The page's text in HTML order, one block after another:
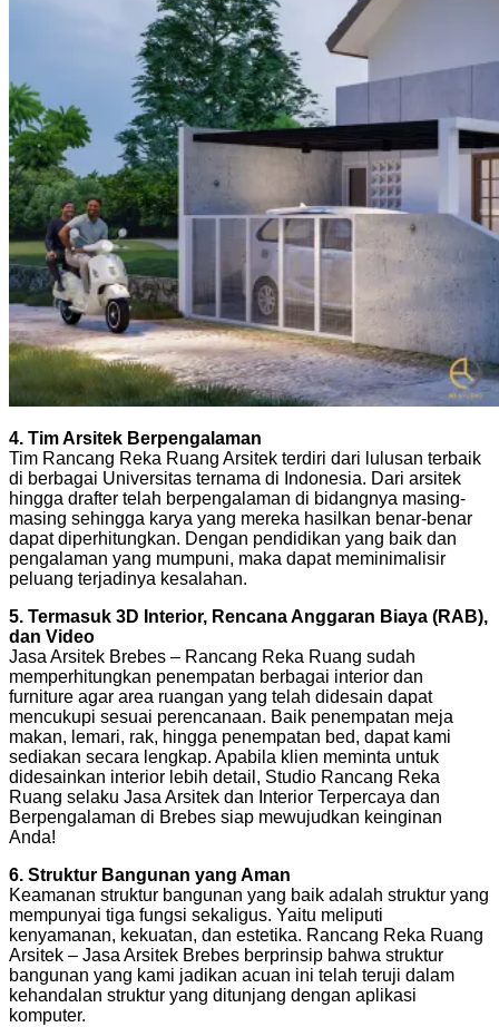
4. Tim Arsitek Berpengalaman
Tim Rancang Reka Ruang Arsitek terdiri dari lulusan terbaik
di berbagai Universitas ternama di Indonesia. Dari arsitek
hingga drafter telah berpengalaman di bidangnya masing-
masing sehingga karya yang mereka hasilkan benar-benar
dapat diperhitungkan. Dengan pendidikan yang baik dan
pengalaman yang mumpuni, maka dapat meminimalisir
peluang terjadinya kesalahan.
5. Termasuk 3D Interior, Rencana Anggaran Biaya (RAB),
dan Video
Jasa Arsitek Brebes – Rancang Reka Ruang sudah
memperhitungkan penempatan berbagai interior dan
furniture agar area ruangan yang telah didesain dapat
mencukupi sesuai perencanaan. Baik penempatan meja
makan, lemari, rak, hingga penempatan bed, dapat kami
sediakan secara lengkap. Apabila klien meminta untuk
didesainkan interior lebih detail, Studio Rancang Reka
Ruang selaku Jasa Arsitek dan Interior Terpercaya dan
Berpengalaman di Brebes siap mewujudkan keinginan
Anda!
6. Struktur Bangunan yang Aman
Keamanan struktur bangunan yang baik adalah struktur yang
mempunyai tiga fungsi sekaligus. Yaitu meliputi
kenyamanan, kekuatan, dan estetika. Rancang Reka Ruang
Arsitek – Jasa Arsitek Brebes berprinsip bahwa struktur
bangunan yang kami jadikan acuan ini telah teruji dalam
kehandalan struktur yang ditunjang dengan aplikasi
komputer.